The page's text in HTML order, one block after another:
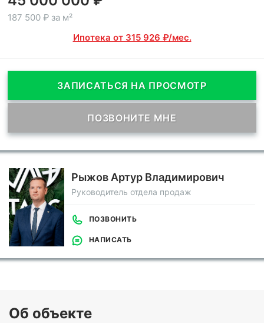
187 500 ₽ за м²
Ипотека от 315 926 ₽/мес.
ЗАПИСАТЬСЯ НА ПРОСМОТР
ПОЗВОНИТЕ МНЕ
Рыжов Артур Владимирович
Руководитель отдела продаж
ПОЗВОНИТЬ
НАПИСАТЬ
Об объекте